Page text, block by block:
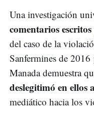
Una investigación
comentarios
del caso de la
Sanfermines de
Manada demuestra
deslegitimó en ellos
mediático hacia los